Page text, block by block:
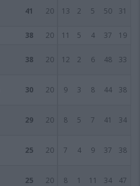
41 20 13 2 5 50 31
38 20 11 5 4 37 19
38 20 12 2 6 48 33
30 20 9 3 8 44 38
29 20 8 5 7 41 34
25 20 7 4 9 37 38
25 20 8 1 11 34 47